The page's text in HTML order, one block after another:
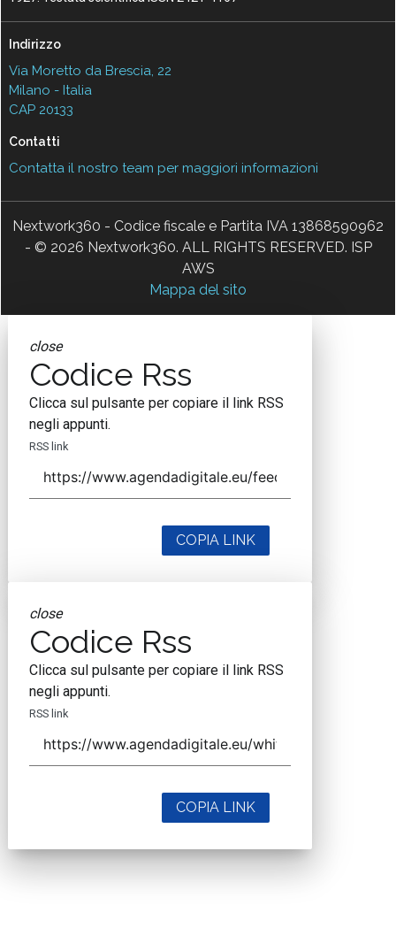
Indirizzo
Via Moretto da Brescia, 22
Milano - Italia
CAP 20133
Contatti
Contatta il nostro team per maggiori informazioni
Nextwork360 - Codice fiscale e Partita IVA 13868590962
- © 2026 Nextwork360. ALL RIGHTS RESERVED. ISP
AWS
Mappa del sito
close
Codice Rss
Clicca sul pulsante per copiare il link RSS
negli appunti.
RSS link
COPIA LINK
close
Codice Rss
Clicca sul pulsante per copiare il link RSS
negli appunti.
RSS link
COPIA LINK